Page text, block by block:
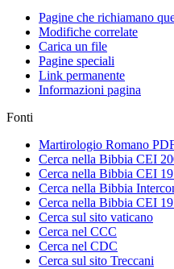
Pagine che richiamano
Modifiche correlate
Carica un file
Pagine speciali
Link permanente
Informazioni pagina
Fonti
Martirologio Romano
Cerca nella Bibbia CEI
Cerca nella Bibbia CEI
Cerca nella Bibbia
Cerca nella Bibbia CEI
Cerca sul sito vaticano
Cerca nel CCC
Cerca nel CDC
Cerca sul sito Treccani